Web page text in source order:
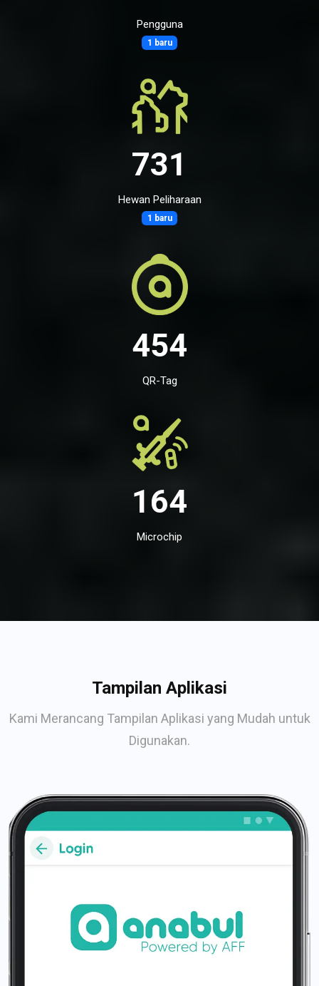
Pengguna
1 baru
731
Hewan Peliharaan
1 baru
454
QR-Tag
164
Microchip
Tampilan Aplikasi
Kami Merancang Tampilan Aplikasi yang Mudah untuk
Digunakan.